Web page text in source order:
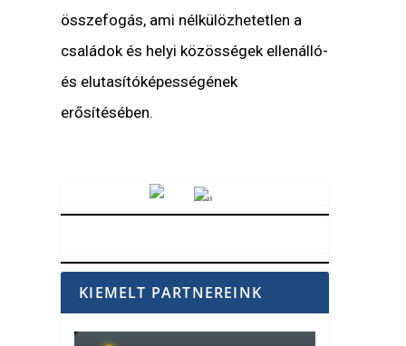
összefogás, ami nélkülözhetetlen a
családok és helyi közösségek ellenálló-
és elutasítóképességének
erősítésében.
KIEMELT PARTNEREINK